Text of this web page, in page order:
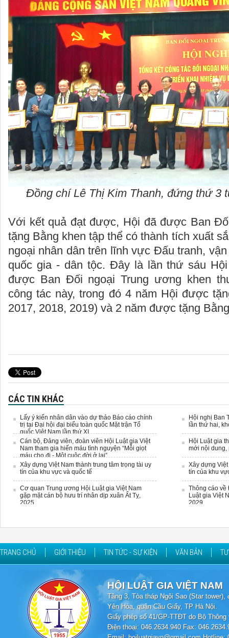
Đồng chí Lê Thị Kim Thanh, đứng thứ 3
Với kết quả đạt được, Hội đã được Ban
tặng Bằng khen tập thể có thành tích xuất
ngoại nhân dân trên lĩnh vực Đấu tranh,
quốc gia - dân tộc. Đây là lần thứ sáu
được Ban Đối ngoại Trung ương khen
công tác này, trong đó 4 năm Hội được
2017, 2018, 2019) và 2 năm được tặng
CÁC TIN KHÁC
Lấy ý kiến nhân dân vào dự thảo Báo cáo chính
trị tại Đại hội đại biểu toàn quốc Mặt trận Tổ
quốc Việt Nam lần thứ XI
Cán bộ, Đảng viên, đoàn viên Hội Luật gia Việt
Nam tham gia hiến máu tình nguyện “Mỗi giọt
máu cho đi - Một cuộc đời ở lại”
Xây dựng Việt Nam thành trung tâm trọng tài uy
tín của khu vực và quốc tế
Cơ quan Trung ương Hội Luật gia Việt Nam
gặp mặt cán bộ hưu trí nhân dịp xuân Ất Tỵ,
2025
Hội nghị Ban
lần thứ hai,
Hội Luật gia
mới nội dung,
Xây dựng
tín của khu
Thông cáo
Luật gia Việt
2029
TRANG CHỦ GIỚI THIỆU TIN TỨC - SỰ KIỆN VĂN BẢN
HỘI LUẬT GIA VIỆT NAM
Tầng 3, Tòa tháp Ngôi Sao (Star
Yên Hòa, quận Cầu Giấy, TP Hà Nội.
Giấy phép số 41/GP-TTĐT do Bộ
Điện thoại: 046.2634.940 Fax: